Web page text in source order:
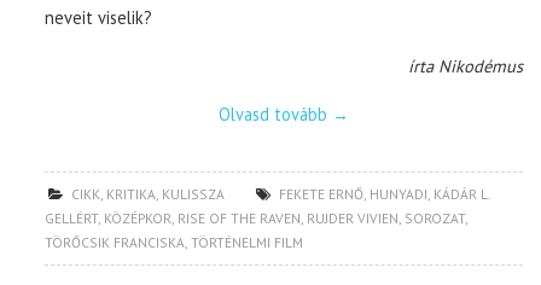
neveit viselik?
írta Nikodémus
Olvasd tovább →
CIKK KRITIKA KULISSZA FEKETE ERNŐ HUNYADI KÁDÁR L.
GELLÉRT, KÖZÉPKOR RISE OF THE RAVEN RUJDER VIVIEN SOROZAT,
TÖRŐCSIK FRANCISKA ,TÖRTÉNELMI FILM